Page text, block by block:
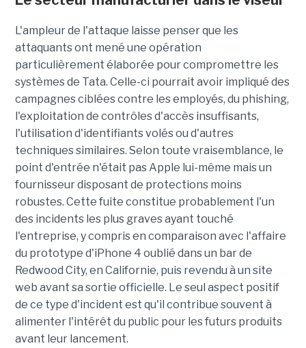
L'ampleur de l'attaque laisse penser que les
attaquants ont mené une opération
particulièrement élaborée pour compromettre les
systèmes de Tata. Celle-ci pourrait avoir impliqué des
campagnes ciblées contre les employés, du phishing,
l'exploitation de contrôles d'accès insuffisants,
l'utilisation d'identifiants volés ou d'autres
techniques similaires. Selon toute vraisemblance, le
point d'entrée n'était pas Apple lui-même mais un
fournisseur disposant de protections moins
robustes. Cette fuite constitue probablement l'un
des incidents les plus graves ayant touché
l'entreprise, y compris en comparaison avec l'affaire
du prototype d'iPhone 4 oublié dans un bar de
Redwood City, en Californie, puis revendu à un site
web avant sa sortie officielle. Le seul aspect positif
de ce type d'incident est qu'il contribue souvent à
alimenter l'intérêt du public pour les futurs produits
avant leur lancement.